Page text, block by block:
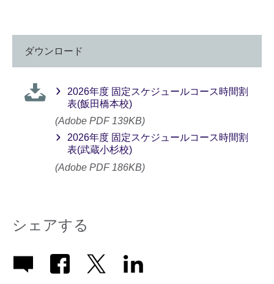
ダウンロード
2026年度 固定スケジュールコース時間割
表(飯田橋本校)
(Adobe PDF 139KB)
2026年度 固定スケジュールコース時間割
表(武蔵小杉校)
(Adobe PDF 186KB)
シェアする